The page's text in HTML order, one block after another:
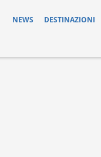
NEWS DESTINAZIONI